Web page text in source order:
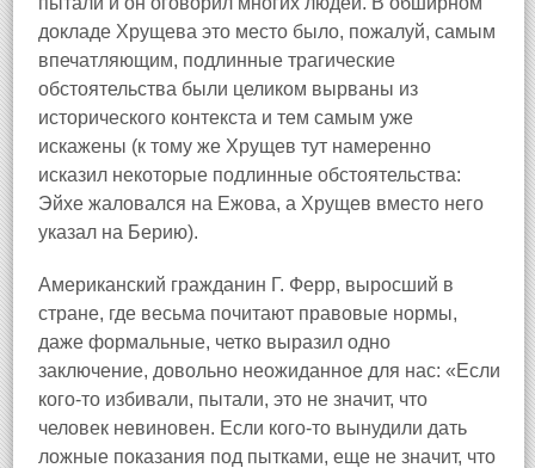
докладе Хрущева это место было, пожалуй, самым
впечатляющим, подлинные трагические
обстоятельства были целиком вырваны из
исторического контекста и тем самым уже
искажены (к тому же Хрущев тут намеренно
исказил некоторые подлинные обстоятельства:
Эйхе жаловался на Ежова, а Хрущев вместо него
указал на Берию).
Американский гражданин Г. Ферр, выросший в
стране, где весьма почитают правовые нормы,
даже формальные, четко выразил одно
заключение, довольно неожиданное для нас: «Если
кого‑то избивали, пытали, это не значит, что
человек невиновен. Если кого‑то вынудили дать
ложные показания под пытками, еще не значит, что